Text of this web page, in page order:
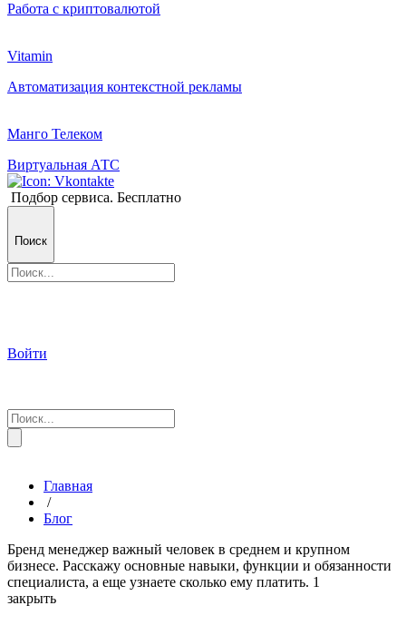
Работа с криптовалютой
Vitamin
Автоматизация контекстной рекламы
Манго Телеком
Виртуальная АТС
Подбор сервиса. Бесплатно
Поиск
Войти
Главная
/
Блог
Бренд менеджер важный человек в среднем и крупном
бизнесе. Расскажу основные навыки, функции и обязанности
специалиста, а еще узнаете сколько ему платить. 1
закрыть